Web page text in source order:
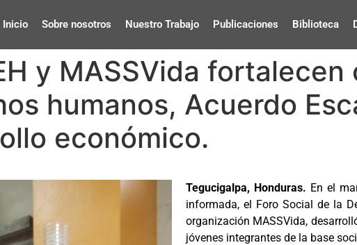
Inicio Sobre nosotros Nuestro Trabajo Publicaciones Biblioteca
y MASSVida
humanos, Acuerdo
económico.
Tegucigalpa, Honduras. En el
informada, el Foro Social de la
organización MASSVida,
jóvenes integrantes de la base